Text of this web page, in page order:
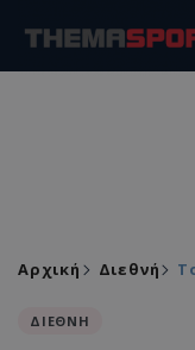
Αρχική Διεθνή
ΔΙΕΘΝΗ